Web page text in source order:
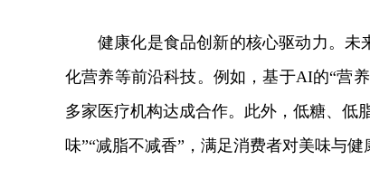
健康化是食品创新的核心驱动力。未
化营养等前沿科技。例如，基于AI的“营
多家医疗机构达成合作。此外，低糖、低
味”“减脂不减香”，满足消费者对美味与健